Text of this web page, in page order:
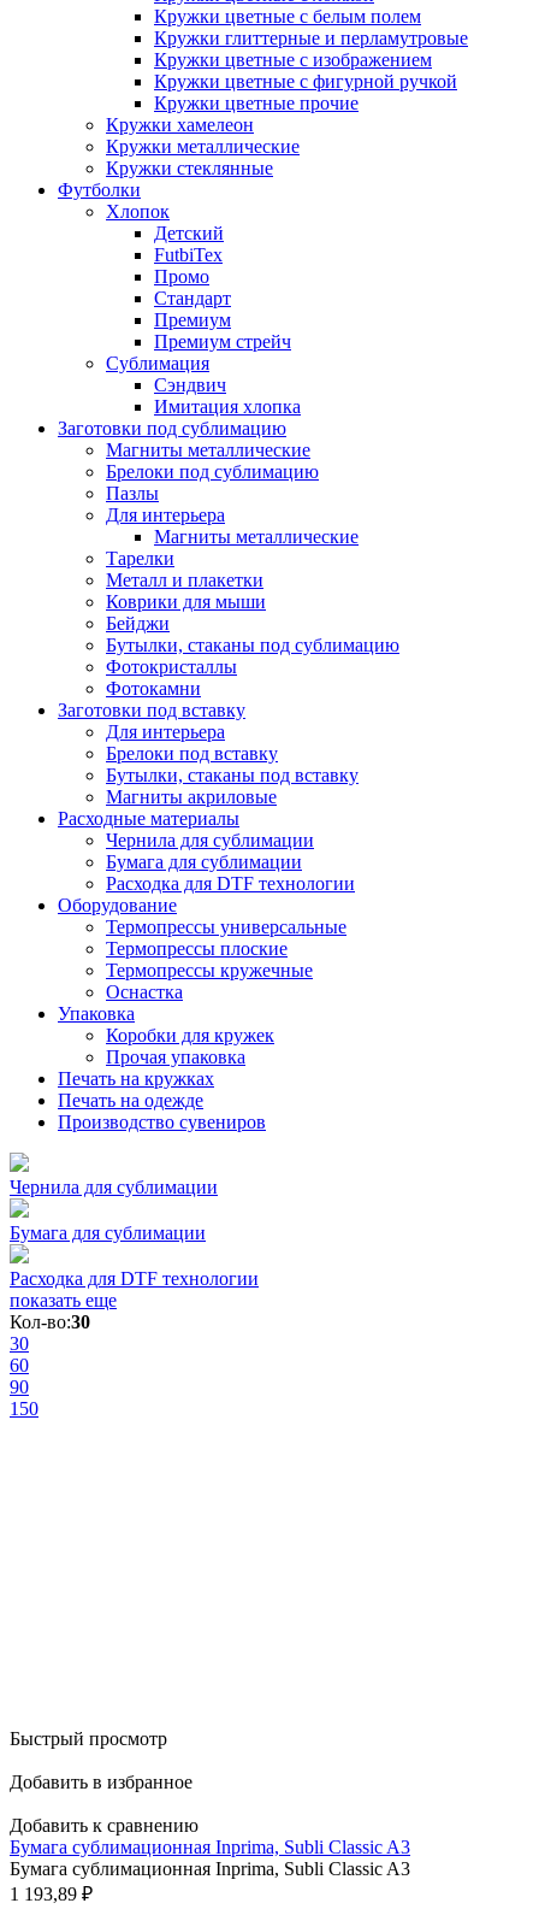
Кружки цветные с белым полем
Кружки глиттерные и перламутровые
Кружки цветные с изображением
Кружки цветные с фигурной ручкой
Кружки цветные прочие
Кружки хамелеон
Кружки металлические
Кружки стеклянные
Футболки
Хлопок
Детский
FutbiTex
Промо
Стандарт
Премиум
Премиум стрейч
Сублимация
Сэндвич
Имитация хлопка
Заготовки под сублимацию
Магниты металлические
Брелоки под сублимацию
Пазлы
Для интерьера
Магниты металлические
Тарелки
Металл и плакетки
Коврики для мыши
Бейджи
Бутылки, стаканы под сублимацию
Фотокристаллы
Фотокамни
Заготовки под вставку
Для интерьера
Брелоки под вставку
Бутылки, стаканы под вставку
Магниты акриловые
Расходные материалы
Чернила для сублимации
Бумага для сублимации
Расходка для DTF технологии
Оборудование
Термопрессы универсальные
Термопрессы плоские
Термопрессы кружечные
Оснастка
Упаковка
Коробки для кружек
Прочая упаковка
Печать на кружках
Печать на одежде
Производство сувениров
Чернила для сублимации
Бумага для сублимации
Расходка для DTF технологии
показать еще
Кол-во:30
30
60
90
150
Быстрый просмотр
Добавить в избранное
Добавить к сравнению
Бумага сублимационная Inprima, Subli Classic A3
Бумага сублимационная Inprima, Subli Classic A3
1 193,89 ₽